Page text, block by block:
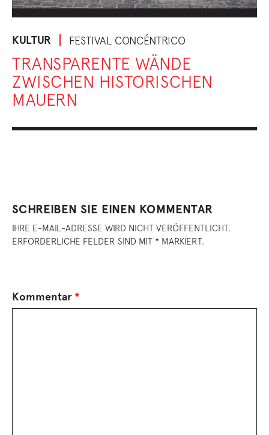
KULTUR FESTIVAL CONCÉNTRICO
TRANSPARENTE WÄNDE
ZWISCHEN HISTORISCHEN
MAUERN
SCHREIBEN SIE EINEN KOMMENTAR
IHRE E-MAIL-ADRESSE WIRD NICHT VERÖFFENTLICHT.
ERFORDERLICHE FELDER SIND MIT * MARKIERT.
Kommentar *